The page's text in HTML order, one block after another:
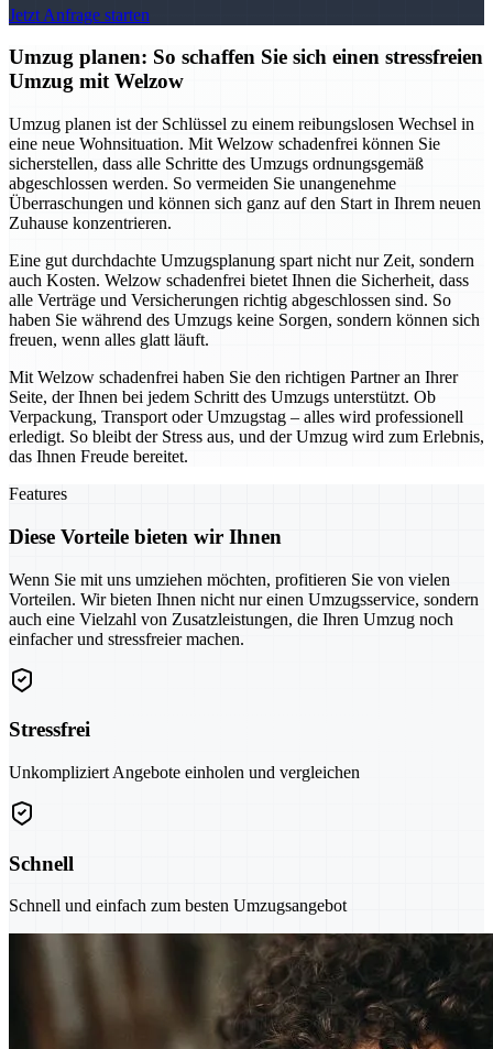
Jetzt Anfrage starten
Umzug planen: So schaffen Sie sich einen stressfreien
Umzug mit Welzow
Umzug planen ist der Schlüssel zu einem reibungslosen Wechsel in
eine neue Wohnsituation. Mit Welzow schadenfrei können Sie
sicherstellen, dass alle Schritte des Umzugs ordnungsgemäß
abgeschlossen werden. So vermeiden Sie unangenehme
Überraschungen und können sich ganz auf den Start in Ihrem neuen
Zuhause konzentrieren.
Eine gut durchdachte Umzugsplanung spart nicht nur Zeit, sondern
auch Kosten. Welzow schadenfrei bietet Ihnen die Sicherheit, dass
alle Verträge und Versicherungen richtig abgeschlossen sind. So
haben Sie während des Umzugs keine Sorgen, sondern können sich
freuen, wenn alles glatt läuft.
Mit Welzow schadenfrei haben Sie den richtigen Partner an Ihrer
Seite, der Ihnen bei jedem Schritt des Umzugs unterstützt. Ob
Verpackung, Transport oder Umzugstag – alles wird professionell
erledigt. So bleibt der Stress aus, und der Umzug wird zum Erlebnis,
das Ihnen Freude bereitet.
Features
Diese Vorteile bieten wir Ihnen
Wenn Sie mit uns umziehen möchten, profitieren Sie von vielen
Vorteilen. Wir bieten Ihnen nicht nur einen Umzugsservice, sondern
auch eine Vielzahl von Zusatzleistungen, die Ihren Umzug noch
einfacher und stressfreier machen.
Stressfrei
Unkompliziert Angebote einholen und vergleichen
Schnell
Schnell und einfach zum besten Umzugsangebot